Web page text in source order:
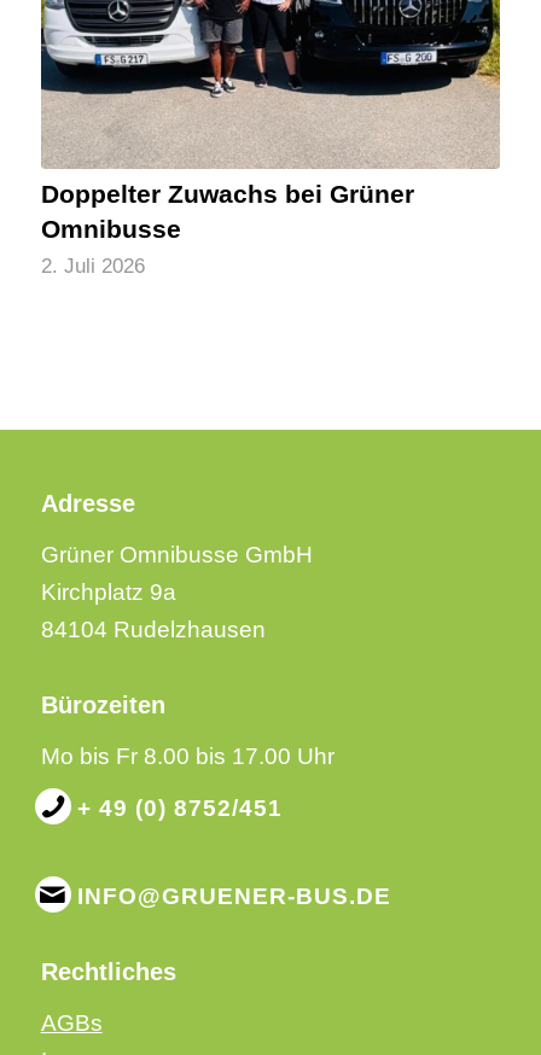
Doppelter Zuwachs bei Grüner
Omnibusse
2. Juli 2026
Adresse
Grüner Omnibusse GmbH
Kirchplatz 9a
84104 Rudelzhausen
Bürozeiten
Mo bis Fr 8.00 bis 17.00 Uhr
+ 49 (0) 8752/451
INFO@GRUENER-BUS.DE
Rechtliches
AGBs